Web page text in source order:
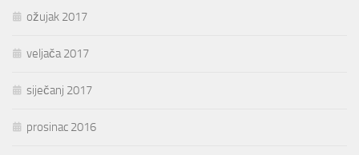
ožujak 2017
veljača 2017
siječanj 2017
prosinac 2016